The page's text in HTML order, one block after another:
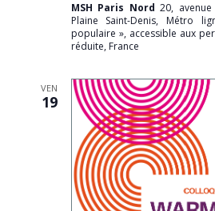
MSH Paris Nord20,
Plaine Saint-Denis, Métro
populaire », accessible aux
réduite, France
VEN
19